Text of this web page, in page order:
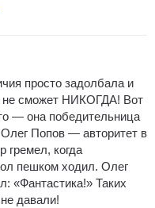
просто задолбала и
не сможет НИКОГДА! Вот
— она победительница
Олег Попов — авторитет в
гремел, когда
пешком ходил. Олег
«Фантастика!» Таких
давали!